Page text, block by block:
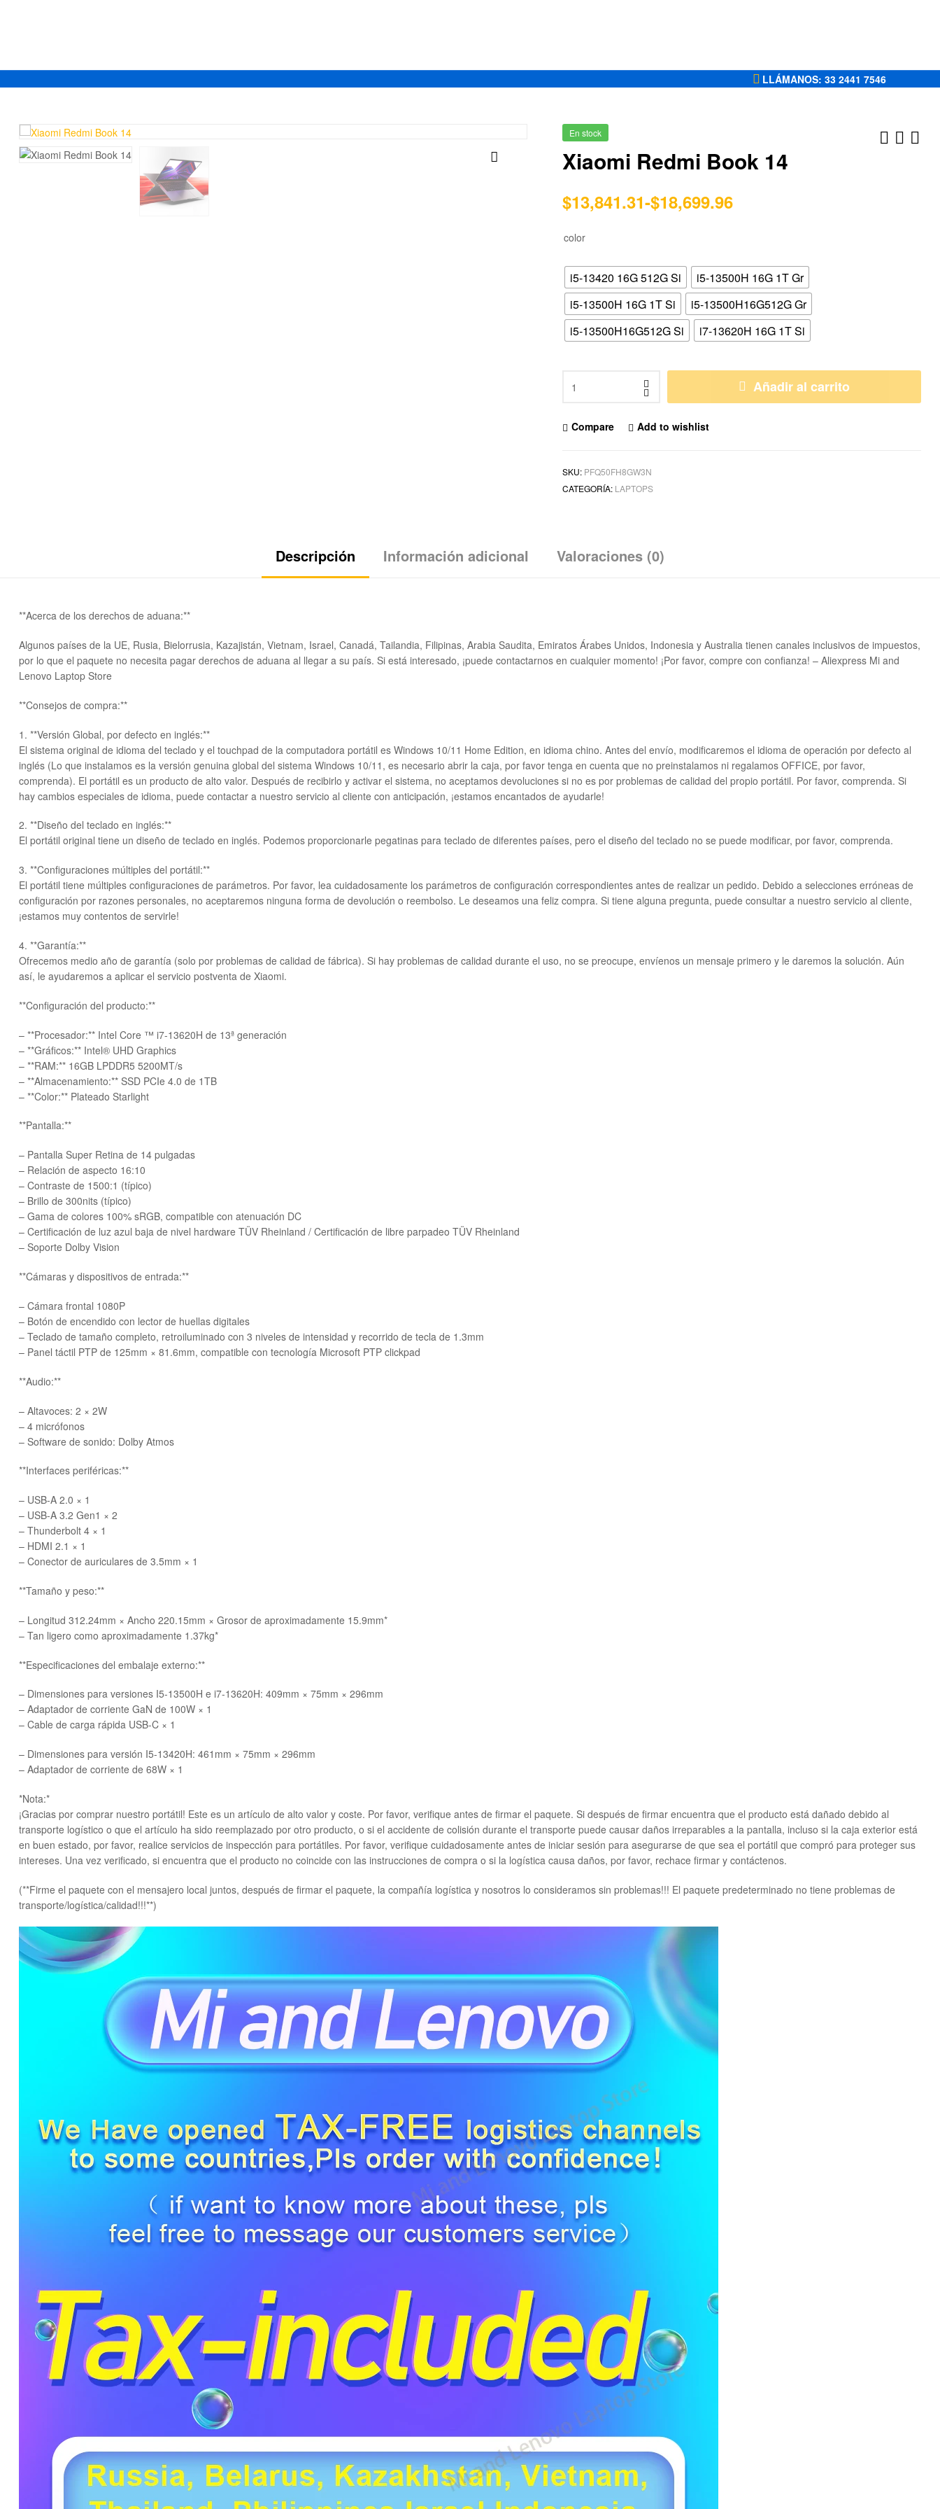
LLÁMANOS: 33 2441 7546
En stock
Xiaomi Redmi Book 14
$13,841.31-$18,699.96
color
i5-13420 16G 512G Si
i5-13500H 16G 1T Gr
i5-13500H 16G 1T Si
i5-13500H16G512G Gr
i5-13500H16G512G Si
i7-13620H 16G 1T Si
Añadir al carrito
Compare Add to wishlist
SKU: PFQ50FH8GW3N
CATEGORÍA: LAPTOPS
Descripción Información adicional Valoraciones (0)
**Acerca de los derechos de aduana:**
Algunos países de la UE, Rusia, Bielorrusia, Kazajistán, Vietnam, Israel, Canadá, Tailandia, Filipinas, Arabia Saudita, Emiratos Árabes Unidos, Indonesia y Australia tienen canales inclusivos de impuestos,
por lo que el paquete no necesita pagar derechos de aduana al llegar a su país. Si está interesado, ¡puede contactarnos en cualquier momento! ¡Por favor, compre con confianza! – Aliexpress Mi and
Lenovo Laptop Store
**Consejos de compra:**
1. **Versión Global, por defecto en inglés:**
El sistema original de idioma del teclado y el touchpad de la computadora portátil es Windows 10/11 Home Edition, en idioma chino. Antes del envío, modificaremos el idioma de operación por defecto al
inglés (Lo que instalamos es la versión genuina global del sistema Windows 10/11, es necesario abrir la caja, por favor tenga en cuenta que no preinstalamos ni regalamos OFFICE, por favor,
comprenda). El portátil es un producto de alto valor. Después de recibirlo y activar el sistema, no aceptamos devoluciones si no es por problemas de calidad del propio portátil. Por favor, comprenda. Si
hay cambios especiales de idioma, puede contactar a nuestro servicio al cliente con anticipación, ¡estamos encantados de ayudarle!
2. **Diseño del teclado en inglés:**
El portátil original tiene un diseño de teclado en inglés. Podemos proporcionarle pegatinas para teclado de diferentes países, pero el diseño del teclado no se puede modificar, por favor, comprenda.
3. **Configuraciones múltiples del portátil:**
El portátil tiene múltiples configuraciones de parámetros. Por favor, lea cuidadosamente los parámetros de configuración correspondientes antes de realizar un pedido. Debido a selecciones erróneas de
configuración por razones personales, no aceptaremos ninguna forma de devolución o reembolso. Le deseamos una feliz compra. Si tiene alguna pregunta, puede consultar a nuestro servicio al cliente,
¡estamos muy contentos de servirle!
4. **Garantía:**
Ofrecemos medio año de garantía (solo por problemas de calidad de fábrica). Si hay problemas de calidad durante el uso, no se preocupe, envíenos un mensaje primero y le daremos la solución. Aún
así, le ayudaremos a aplicar el servicio postventa de Xiaomi.
**Configuración del producto:**
– **Procesador:** Intel Core ™ i7-13620H de 13ª generación
– **Gráficos:** Intel® UHD Graphics
– **RAM:** 16GB LPDDR5 5200MT/s
– **Almacenamiento:** SSD PCIe 4.0 de 1TB
– **Color:** Plateado Starlight
**Pantalla:**
– Pantalla Super Retina de 14 pulgadas
– Relación de aspecto 16:10
– Contraste de 1500:1 (típico)
– Brillo de 300nits (típico)
– Gama de colores 100% sRGB, compatible con atenuación DC
– Certificación de luz azul baja de nivel hardware TÜV Rheinland / Certificación de libre parpadeo TÜV Rheinland
– Soporte Dolby Vision
**Cámaras y dispositivos de entrada:**
– Cámara frontal 1080P
– Botón de encendido con lector de huellas digitales
– Teclado de tamaño completo, retroiluminado con 3 niveles de intensidad y recorrido de tecla de 1.3mm
– Panel táctil PTP de 125mm × 81.6mm, compatible con tecnología Microsoft PTP clickpad
**Audio:**
– Altavoces: 2 × 2W
– 4 micrófonos
– Software de sonido: Dolby Atmos
**Interfaces periféricas:**
– USB-A 2.0 × 1
– USB-A 3.2 Gen1 × 2
– Thunderbolt 4 × 1
– HDMI 2.1 × 1
– Conector de auriculares de 3.5mm × 1
**Tamaño y peso:**
– Longitud 312.24mm × Ancho 220.15mm × Grosor de aproximadamente 15.9mm*
– Tan ligero como aproximadamente 1.37kg*
**Especificaciones del embalaje externo:**
– Dimensiones para versiones I5-13500H e i7-13620H: 409mm × 75mm × 296mm
– Adaptador de corriente GaN de 100W × 1
– Cable de carga rápida USB-C × 1
– Dimensiones para versión I5-13420H: 461mm × 75mm × 296mm
– Adaptador de corriente de 68W × 1
*Nota:*
¡Gracias por comprar nuestro portátil! Este es un artículo de alto valor y coste. Por favor, verifique antes de firmar el paquete. Si después de firmar encuentra que el producto está dañado debido al
transporte logístico o que el artículo ha sido reemplazado por otro producto, o si el accidente de colisión durante el transporte puede causar daños irreparables a la pantalla, incluso si la caja exterior está
en buen estado, por favor, realice servicios de inspección para portátiles. Por favor, verifique cuidadosamente antes de iniciar sesión para asegurarse de que sea el portátil que compró para proteger sus
intereses. Una vez verificado, si encuentra que el producto no coincide con las instrucciones de compra o si la logística causa daños, por favor, rechace firmar y contáctenos.
(**Firme el paquete con el mensajero local juntos, después de firmar el paquete, la compañía logística y nosotros lo consideramos sin problemas!!! El paquete predeterminado no tiene problemas de
transporte/logística/calidad!!!**)